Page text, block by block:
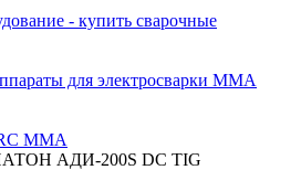
- купить сварочные
для электросварки MMA
MMA
АДИ-200S DC TIG